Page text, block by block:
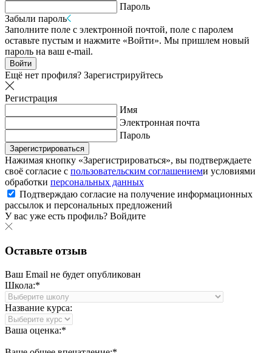
Пароль
Забыли пароль
Заполните поле с электронной почтой, поле с паролем
оставьте пустым и нажмите «Войти». Мы пришлем новый
пароль на ваш e-mail.
Войти
Ещё нет профиля? Зарегистрируйтесь
Регистрация
Имя
Электронная почта
Пароль
Зарегистрироваться
Нажимая кнопку «Зарегистрироваться», вы подтверждаете
своё согласие с пользовательским соглашениеми условиями
обработки персональных данных
Подтверждаю согласие на получение информационных
рассылок и персональных предложений
У вас уже есть профиль? Войдите
Оставьте отзыв
Ваш Email не будет опубликован
Школа:*
Название курса:
Ваша оценка:*